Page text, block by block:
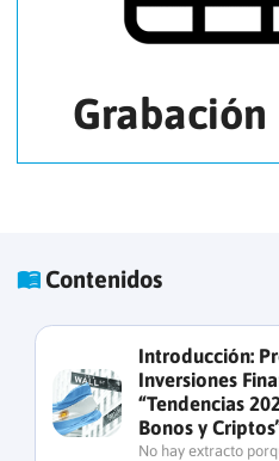
Grabación
Contenidos
Introducción:
Inversiones
“Tendencias
Bonos y
No hay extracto